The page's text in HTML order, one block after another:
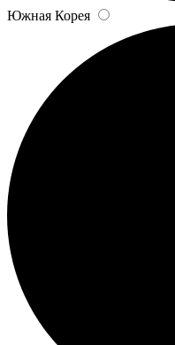
Южная Корея